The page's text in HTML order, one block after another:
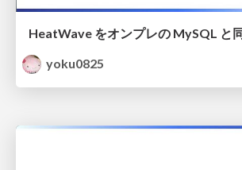
yoku0825